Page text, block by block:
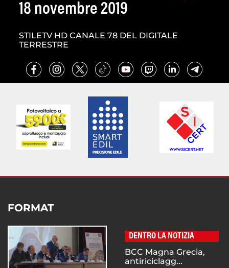
18 novembre 2019
STILETV HD CANALE 78 DEL DIGITALE
TERRESTRE
FORMAT
DENTRO LA NOTIZIA
BCC Magna Grecia,
antiriciclagg...